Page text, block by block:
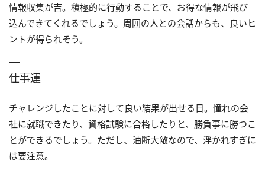
情報収集が吉。積極的に行動することで、お得な情報が飛び
込んできてくれるでしょう。周囲の人との会話からも、良いヒ
ントが得られそう。
仕事運
チャレンジしたことに対して良い結果が出せる日。憧れの会
社に就職できたり、資格試験に合格したりと、勝負事に勝つこ
とができるでしょう。ただし、油断大敵なので、浮かれすぎに
は要注意。